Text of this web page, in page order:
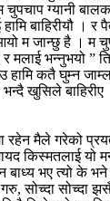
चुपचाप ग्यानी
बाहिरीयौ ।
म जान्छु है । म
मलाई भन्नुभयो ”
कतै घुम्न
खुसिले बाहिरीए
रहेन मैले गरेको
किस्मतलाई यो
बाध्य भए त्यो के
सोच्दा सोच्दा